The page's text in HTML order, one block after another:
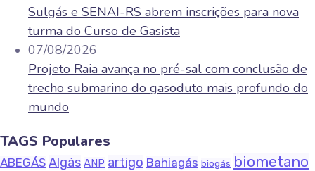
Sulgás e SENAI-RS abrem inscrições para nova
turma do Curso de Gasista
07/08/2026
Projeto Raia avança no pré-sal com conclusão de
trecho submarino do gasoduto mais profundo do
mundo
TAGS Populares
ABEGÁS Algás ANP artigo Bahiagás biogás biometano